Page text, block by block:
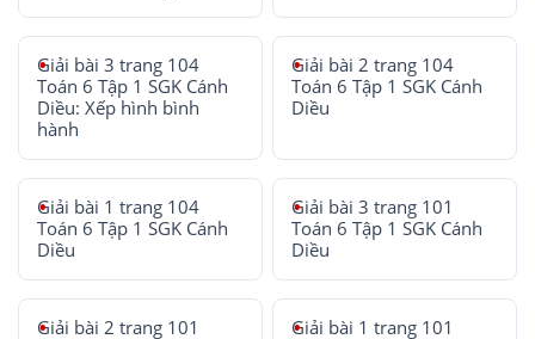
Giải bài 3 trang 104
Toán 6 Tập 1 SGK Cánh
Diều: Xếp hình bình
hành
Giải bài 2 trang 104
Toán 6 Tập 1 SGK Cánh
Diều
Giải bài 1 trang 104
Toán 6 Tập 1 SGK Cánh
Diều
Giải bài 3 trang 101
Toán 6 Tập 1 SGK Cánh
Diều
Giải bài 2 trang 101
Giải bài 1 trang 101